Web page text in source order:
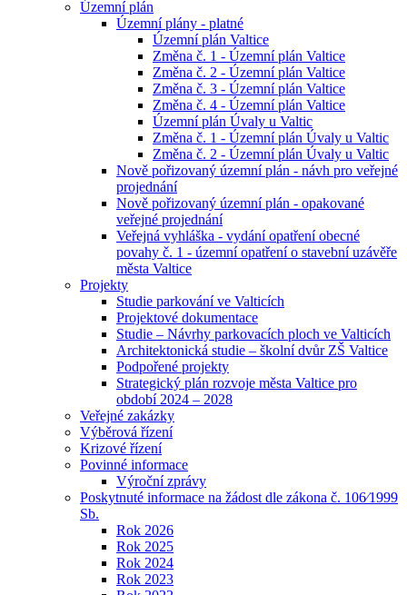
Územní plán
Územní plány - platné
Územní plán Valtice
Změna č. 1 - Územní plán Valtice
Změna č. 2 - Územní plán Valtice
Změna č. 3 - Územní plán Valtice
Změna č. 4 - Územní plán Valtice
Územní plán Úvaly u Valtic
Změna č. 1 - Územní plán Úvaly u Valtic
Změna č. 2 - Územní plán Úvaly u Valtic
Nově pořizovaný územní plán - návh pro veřejné
projednání
Nově pořizovaný územní plán - opakované
veřejné projednání
Veřejná vyhláška - vydání opatření obecné
povahy č. 1 - územní opatření o stavební uzávěře
města Valtice
Projekty
Studie parkování ve Valticích
Projektové dokumentace
Studie – Návrhy parkovacích ploch ve Valticích
Architektonická studie – školní dvůr ZŠ Valtice
Podpořené projekty
Strategický plán rozvoje města Valtice pro
období 2024 – 2028
Veřejné zakázky
Výběrová řízení
Krizové řízení
Povinné informace
Výroční zprávy
Poskytnuté informace na žádost dle zákona č. 106⁄1999
Sb.
Rok 2026
Rok 2025
Rok 2024
Rok 2023